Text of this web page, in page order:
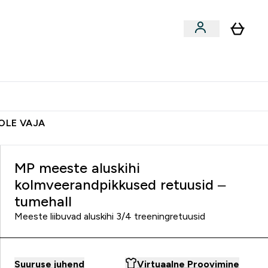
VAJA
MP meeste aluskihi
kolmveerandpikkused retuusid –
tumehall
Meeste liibuvad aluskihi 3/4 treeningretuusid
Suuruse juhend Virtuaalne Proovimine